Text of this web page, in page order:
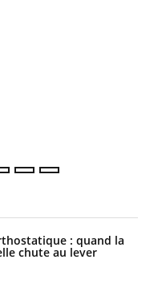
: quand la
chute au lever